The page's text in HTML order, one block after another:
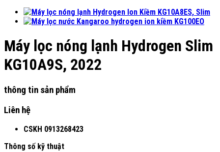
Máy lọc nóng lạnh Hydrogen Slim
KG10A9S, 2022
thông tin sản phẩm
Liên hệ
CSKH 0913268423
Thông số kỹ thuật